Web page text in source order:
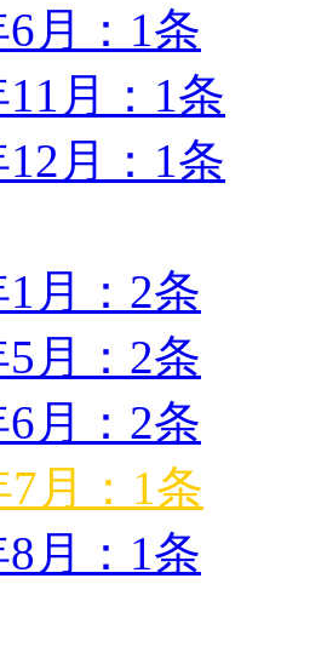
6月：1条
11月：1条
12月：1条
1月：2条
5月：2条
6月：2条
7月：1条
8月：1条